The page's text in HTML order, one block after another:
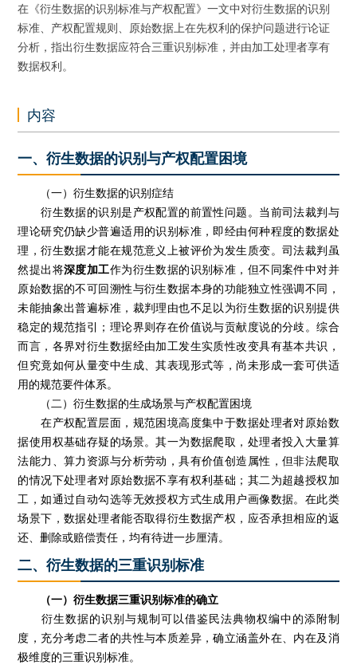
在《衍生数据的识别标准与产权配置》一文中对衍生数据的识别
标准、产权配置规则、原始数据上在先权利的保护问题进行论证
分析，指出衍生数据应符合三重识别标准，并由加工处理者享有
数据权利。
内容
一、衍生数据的识别与产权配置困境
（一）衍生数据的识别症结
衍生数据的识别是产权配置的前置性问题。当前司法裁判与
理论研究仍缺少普遍适用的识别标准，即经由何种程度的数据处
理，衍生数据才能在规范意义上被评价为发生质变。司法裁判虽
然提出将深度加工作为衍生数据的识别标准，但不同案件中对并
原始数据的不可回溯性与衍生数据本身的功能独立性强调不同，
未能抽象出普遍标准，裁判理由也不足以为衍生数据的识别提供
稳定的规范指引；理论界则存在价值说与贡献度说的分歧。综合
而言，各界对衍生数据经由加工发生实质性改变具有基本共识，
但究竟如何从量变中生成、其表现形式等，尚未形成一套可供适
用的规范要件体系。
（二）衍生数据的生成场景与产权配置困境
在产权配置层面，规范困境高度集中于数据处理者对原始数
据使用权基础存疑的场景。其一为数据爬取，处理者投入大量算
法能力、算力资源与分析劳动，具有价值创造属性，但非法爬取
的情况下处理者对原始数据不享有权利基础；其二为超越授权加
工，如通过自动勾选等无效授权方式生成用户画像数据。在此类
场景下，数据处理者能否取得衍生数据产权，应否承担相应的返
还、删除或赔偿责任，均有待进一步厘清。
二、衍生数据的三重识别标准
（一）衍生数据三重识别标准的确立
衍生数据的识别与规制可以借鉴民法典物权编中的添附制
度，充分考虑二者的共性与本质差异，确立涵盖外在、内在及消
极维度的三重识别标准。